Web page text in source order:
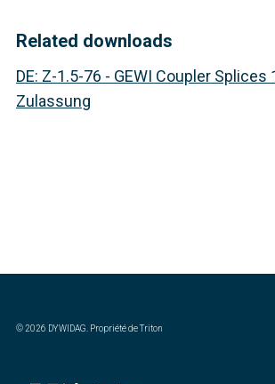
Related downloads
DE: Z-1.5-76 - GEWI Coupler Splices
Zulassung
©2026 DYWIDAG. Propriété de Triton